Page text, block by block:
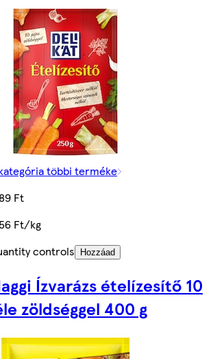
többi terméke
Ft
Ft/kg
controls
Hozzáad
Ízvarázs ételízesítő 10
zöldséggel 400 g